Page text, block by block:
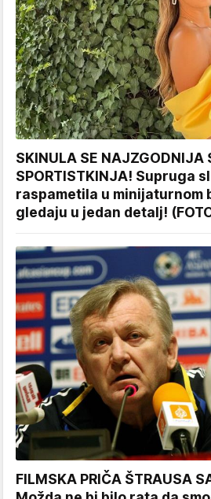
SKINULA SE NAJZGODNIJA
SPORTISTKINJA! Supruga
raspametila u minijaturnom
gledaju u jedan detalj!
FILMSKA PRIČA ŠTRAUSA